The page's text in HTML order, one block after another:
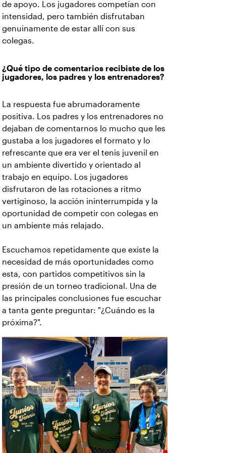
de apoyo. Los jugadores competían con
intensidad, pero también disfrutaban
genuinamente de estar allí con sus
colegas.
¿Qué tipo de comentarios recibiste de los
jugadores, los padres y los entrenadores?
La respuesta fue abrumadoramente
positiva. Los padres y los entrenadores no
dejaban de comentarnos lo mucho que les
gustaba a los jugadores el formato y lo
refrescante que era ver el tenis juvenil en
un ambiente divertido y orientado al
trabajo en equipo. Los jugadores
disfrutaron de las rotaciones a ritmo
vertiginoso, la acción ininterrumpida y la
oportunidad de competir con colegas en
un ambiente más relajado.
Escuchamos repetidamente que existe la
necesidad de más oportunidades como
esta, con partidos competitivos sin la
presión de un torneo tradicional. Una de
las principales conclusiones fue escuchar
a tanta gente preguntar: "¿Cuándo es la
próxima?".